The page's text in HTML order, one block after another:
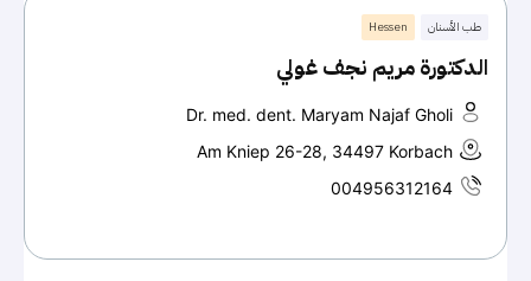
طب الأسنان Hessen
الدكتورة مريم نجف غولي
Dr. med. dent. Maryam Najaf Gholi
Am Kniep 26-28, 34497 Korbach
004956312164